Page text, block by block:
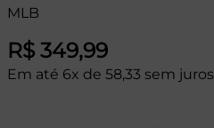
MLB
R$ 349,99
Em até 6x de 58,33 sem juros